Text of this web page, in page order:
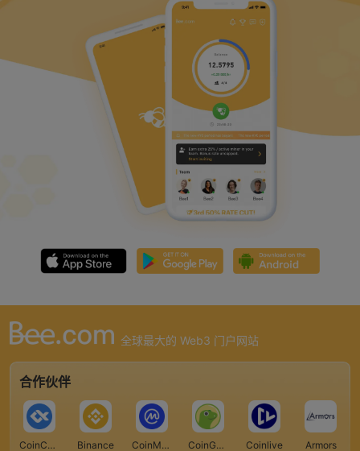
全球最大的 Web3 门户网站
合作伙伴
CoinCarp Binance CoinMarketCap CoinGecko Coinlive Armors